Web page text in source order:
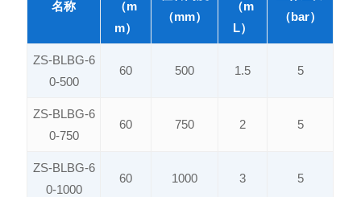
名称
（m
m）
（mm）
（m
L）
（bar）
ZS-BLBG-6
0-500
60 500 1.5 5
ZS-BLBG-6
0-750
60 750 2 5
ZS-BLBG-6
0-1000
60 1000 3 5